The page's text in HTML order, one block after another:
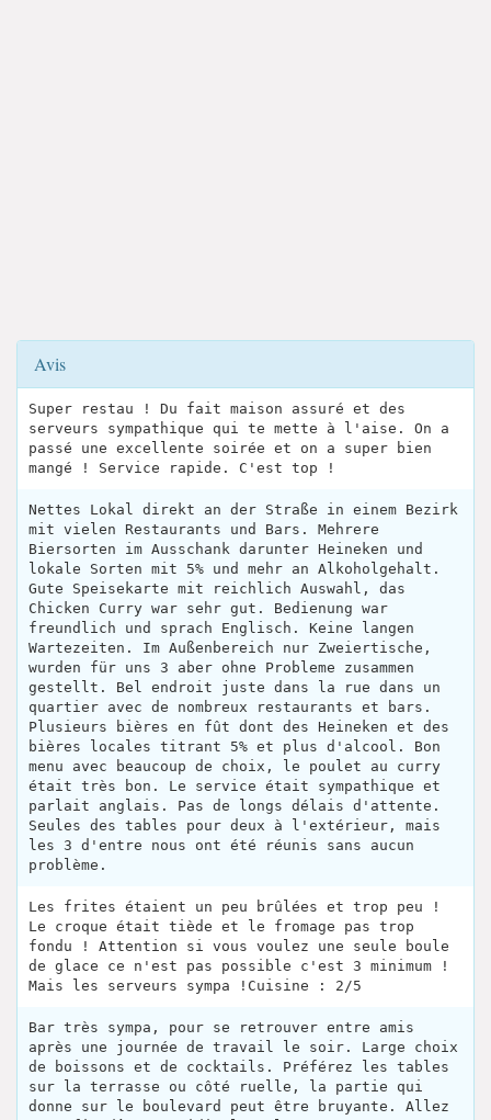
Avis
Super restau ! Du fait maison assuré et des
serveurs sympathique qui te mette à l'aise. On a
passé une excellente soirée et on a super bien
mangé ! Service rapide. C'est top !
Nettes Lokal direkt an der Straße in einem Bezirk
mit vielen Restaurants und Bars. Mehrere
Biersorten im Ausschank darunter Heineken und
lokale Sorten mit 5% und mehr an Alkoholgehalt.
Gute Speisekarte mit reichlich Auswahl, das
Chicken Curry war sehr gut. Bedienung war
freundlich und sprach Englisch. Keine langen
Wartezeiten. Im Außenbereich nur Zweiertische,
wurden für uns 3 aber ohne Probleme zusammen
gestellt. Bel endroit juste dans la rue dans un
quartier avec de nombreux restaurants et bars.
Plusieurs bières en fût dont des Heineken et des
bières locales titrant 5% et plus d'alcool. Bon
menu avec beaucoup de choix, le poulet au curry
était très bon. Le service était sympathique et
parlait anglais. Pas de longs délais d'attente.
Seules des tables pour deux à l'extérieur, mais
les 3 d'entre nous ont été réunis sans aucun
problème.
Les frites étaient un peu brûlées et trop peu !
Le croque était tiède et le fromage pas trop
fondu ! Attention si vous voulez une seule boule
de glace ce n'est pas possible c'est 3 minimum !
Mais les serveurs sympa !Cuisine : 2/5
Bar très sympa, pour se retrouver entre amis
après une journée de travail le soir. Large choix
de boissons et de cocktails. Préférez les tables
sur la terrasse ou côté ruelle, la partie qui
donne sur le boulevard peut être bruyante. Allez